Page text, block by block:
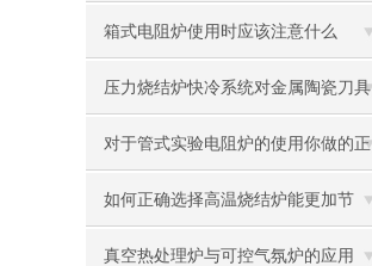
箱式电阻炉使用时应该注意什么
压力烧结炉快冷系统对金属陶瓷刀具
韧性与耐磨性的微观结构调控
对于管式实验电阻炉的使用你做的正
确吗？看这里！
如何正确选择高温烧结炉能更加节
能？
真空热处理炉与可控气氛炉的应用